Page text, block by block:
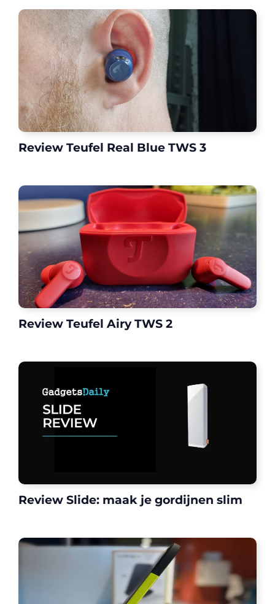
Review Teufel Real Blue TWS 3
Review Teufel Airy TWS 2
Review Slide: maak je gordijnen slim